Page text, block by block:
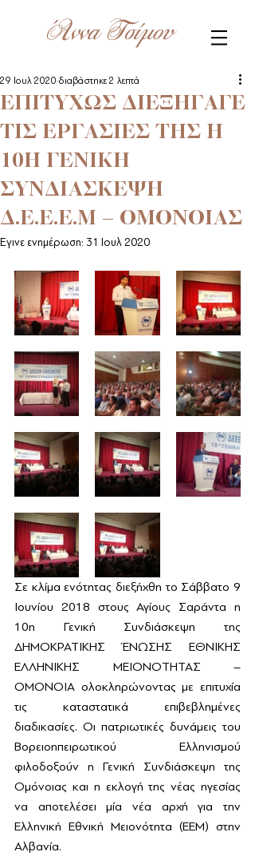
Άννα Τσίμου
EΠΙΤΥΧΩΣ ΔΙΕΞΗΓΑΓΕ
ΤΙΣ ΕΡΓΑΣΙΕΣ ΤΗΣ Η
10Η ΓΕΝΙΚΗ
ΣΥΝΔΙΑΣΚΕΨΗ
Δ.Ε.Ε.Ε.Μ – ΟΜΟΝΟΙΑΣ
29 Ιουλ 2020 διαβάστηκε 2 λεπτά
Έγινε ενημέρωση: 31 Ιουλ 2020
Σε κλίμα ενότητας διεξήχθη το Σάββατο 9
Ιουνίου 2018 στους Αγίους Σαράντα η
10η Γενική Συνδιάσκεψη της
ΔΗΜΟΚΡΑΤΙΚΗΣ ΈΝΩΣΗΣ ΕΘΝΙΚΗΣ
ΕΛΛΗΝΙΚΗΣ ΜΕΙΟΝΟΤΗΤΑΣ –
ΟΜΟΝΟΙΑ ολοκληρώνοντας με επιτυχία
τις καταστατικά επιβεβλημένες
διαδικασίες. Οι πατριωτικές δυνάμεις του
Βορειοηπειρωτικού Ελληνισμού
φιλοδοξούν η Γενική Συνδιάσκεψη της
Ομόνοιας και η εκλογή της νέας ηγεσίας
να αποτελέσει μία νέα αρχή για την
Ελληνική Εθνική Μειονότητα (ΕΕΜ) στην
Αλβανία.